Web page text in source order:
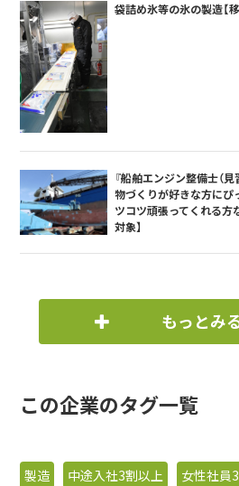
袋詰め氷等の氷の製造【
『船舶エンジン整備士（見
物づくりが好きな方にぴ
ツコツ頑張ってくれる方
対象】
もっとみ
この企業のタグ一覧
製造 中途入社3割以上
女性社員